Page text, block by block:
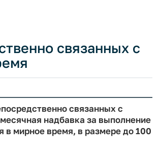
связанных с
связанных с
надбавка за выполнение
в мирное время, в размере до 100